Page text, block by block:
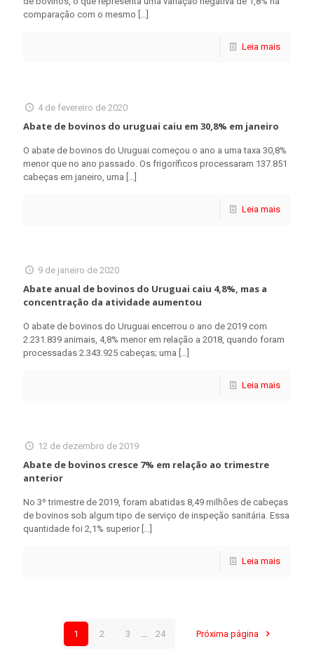
comparação com o mesmo
Leia mais
4 de fevereiro de 2020
Abate de bovinos do uruguai caiu em 30,8% em janeiro
O abate de bovinos do Uruguai começou o ano a uma taxa 30,8%
menor que no ano passado. Os frigoríficos processaram 137.851
cabeças em janeiro, uma
Leia mais
9 de janeiro de 2020
Abate anual de bovinos do Uruguai caiu 4,8%, mas a
concentração da atividade aumentou
O abate de bovinos do Uruguai encerrou o ano de 2019 com
2.231.839 animais, 4,8% menor em relação a 2018, quando foram
processadas 2.343.925 cabeças; uma
Leia mais
12 de dezembro de 2019
Abate de bovinos cresce 7% em relação ao trimestre
anterior
No 3º trimestre de 2019, foram abatidas 8,49 milhões de cabeças
de bovinos sob algum tipo de serviço de inspeção sanitária. Essa
quantidade foi 2,1% superior[…]
Leia mais
1 2 3 24 Próxima página